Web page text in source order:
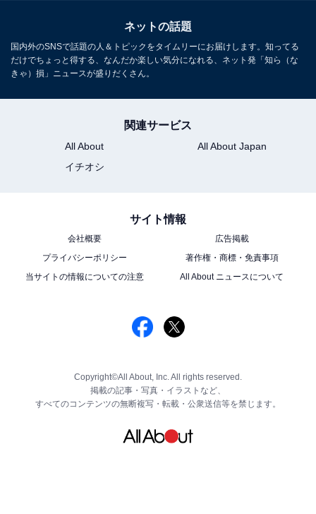
ネットの話題
国内外のSNSで話題の人＆トピックをタイムリーにお届けします。知ってる
だけでちょっと得する、なんだか楽しい気分になれる、ネット発「知ら（な
きゃ）損」ニュースが盛りだくさん。
関連サービス
All About
All About Japan
イチオシ
サイト情報
会社概要
広告掲載
プライバシーポリシー
著作権・商標・免責事項
当サイトの情報についての注意
All About ニュースについて
Copyright©All About, Inc. All rights reserved.
掲載の記事・写真・イラストなど、
すべてのコンテンツの無断複写・転載・公衆送信等を禁じます。